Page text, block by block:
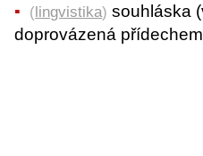
(lingvistika) souhláska
doprovázená